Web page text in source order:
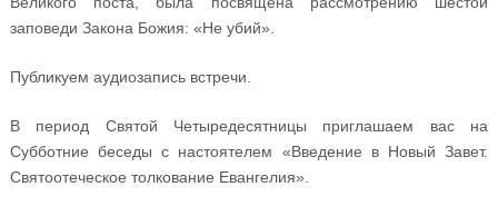
заповеди Закона Божия: «Не убий».
Публикуем аудиозапись встречи.
В период Святой Четыредесятницы приглашаем вас на
Субботние беседы с настоятелем «Введение в Новый Завет.
Святоотеческое толкование Евангелия».